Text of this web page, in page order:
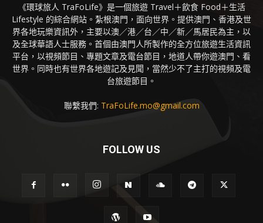
《環球旅人 TraFoLife》是一個旅遊 Travel＋飲食 Food＋生活
Lifestyle 的綜合網站。紮根澳門，面向世界。提供澳門、香港及世
界各地玩樂資訊外，主要以澳／港／台／中／新／馬居民為主，以
及全球華語人士服務。首個由澳門人所製作的全方位旅遊生活資訊
平台，以視頻節目、專題文章及電台節目，地道人帶你遊澳門、看
世界。同時也有世界各地遊記及見聞，當然少不了主打的視頻及電
台旅遊節目。
聯繫我們: TraFoLife.mo@gmail.com
FOLLOW US